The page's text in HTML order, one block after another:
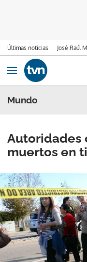
Últimas noticias José Raúl
Ir al contenido
Obrir navegació
Mundo
Autoridades
muertos en